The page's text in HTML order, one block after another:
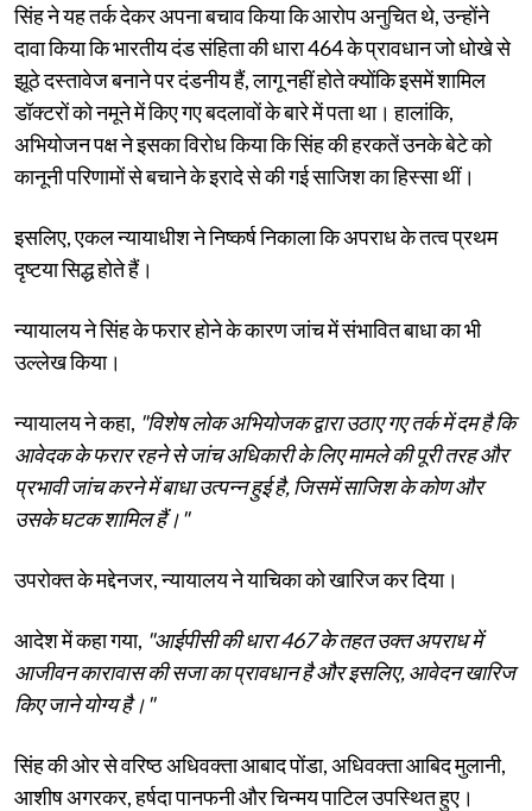
सिंह ने यह तर्क देकर अपना बचाव किया कि आरोप अनुचित थे, उन्होंने
दावा किया कि भारतीय दंड संहिता की धारा 464 के प्रावधान जो धोखे से
झूठे दस्तावेज बनाने पर दंडनीय हैं, लागू नहीं होते क्योंकि इसमें शामिल
डॉक्टरों को नमूने में किए गए बदलावों के बारे में पता था। हालांकि,
अभियोजन पक्ष ने इसका विरोध किया कि सिंह की हरकतें उनके बेटे को
कानूनी परिणामों से बचाने के इरादे से की गई साजिश का हिस्सा थीं।
इसलिए, एकल न्यायाधीश ने निष्कर्ष निकाला कि अपराध के तत्व प्रथम
दृष्टया सिद्ध होते हैं।
न्यायालय ने सिंह के फरार होने के कारण जांच में संभावित बाधा का भी
उल्लेख किया।
न्यायालय ने कहा, "विशेष लोक अभियोजक द्वारा उठाए गए तर्क में दम है कि
आवेदक के फरार रहने से जांच अधिकारी के लिए मामले की पूरी तरह और
प्रभावी जांच करने में बाधा उत्पन्न हुई है, जिसमें साजिश के कोण और
उसके घटक शामिल हैं।"
उपरोक्त के मद्देनजर, न्यायालय ने याचिका को खारिज कर दिया।
आदेश में कहा गया, "आईपीसी की धारा 467 के तहत उक्त अपराध में
आजीवन कारावास की सजा का प्रावधान है और इसलिए, आवेदन खारिज
किए जाने योग्य है।"
सिंह की ओर से वरिष्ठ अधिवक्ता आबाद पोंडा, अधिवक्ता आबिद मुलानी,
आशीष अगरकर, हर्षदा पानफनी और चिन्मय पाटिल उपस्थित हुए।